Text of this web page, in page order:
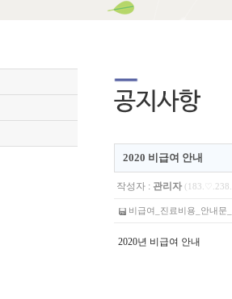
2020 비급여 안내
작성자 : 관리자
비급여_진료비용_안내문
2020년 비급여 안내